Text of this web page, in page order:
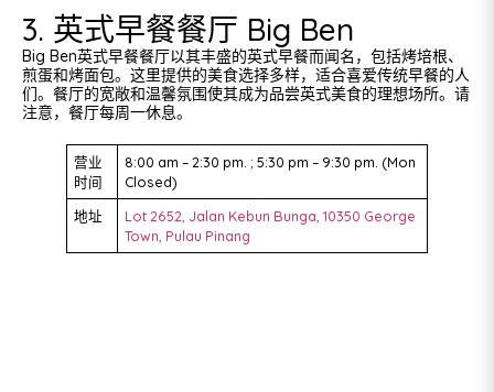
3. 英式早餐餐厅 Big Ben
Big Ben英式早餐餐厅以其丰盛的英式早餐而闻名，包括烤培根、
煎蛋和烤面包。这里提供的美食选择多样，适合喜爱传统早餐的人
们。餐厅的宽敞和温馨氛围使其成为品尝英式美食的理想场所。请
注意，餐厅每周一休息。
营业
时间
8:00 am – 2:30 pm. ; 5:30 pm – 9:30 pm. (Mon
Closed)
地址
Lot 2652, Jalan Kebun Bunga, 10350 George
Town, Pulau Pinang